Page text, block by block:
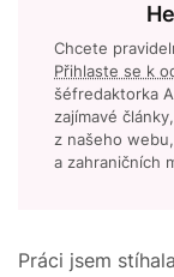
Chcete
Přihlaste se k
šéfredaktorka
zajímavé
z našeho
a zahraničních
Práci jsem